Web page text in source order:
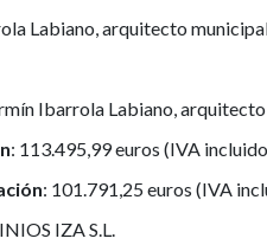
Labiano, arquitecto
Ibarrola Labiano,
: 113.495,99 euros (IVA
: 101.791,25 euros (IVA
IZA S.L.